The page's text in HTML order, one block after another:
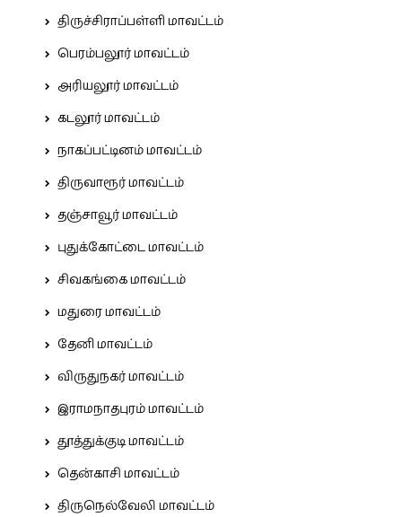
திருச்சிராப்பள்ளி மாவட்டம்
பெரம்பலூர் மாவட்டம்
அரியலூர் மாவட்டம்
கடலூர் மாவட்டம்
நாகப்பட்டினம் மாவட்டம்
திருவாரூர் மாவட்டம்
தஞ்சாவூர் மாவட்டம்
புதுக்கோட்டை மாவட்டம்
சிவகங்கை மாவட்டம்
மதுரை மாவட்டம்
தேனி மாவட்டம்
விருதுநகர் மாவட்டம்
இராமநாதபுரம் மாவட்டம்
தூத்துக்குடி மாவட்டம்
தென்காசி மாவட்டம்
திருநெல்வேலி மாவட்டம்